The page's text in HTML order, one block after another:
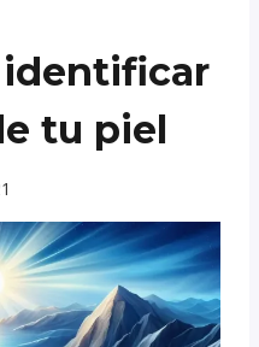
identificar
tu piel